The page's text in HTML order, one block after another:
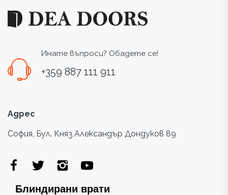
Имате въпроси? Обадете се!
+359 887 111 911
Адрес
София, Бул. Княз Александър Дондуков 89
Блиндирани врати